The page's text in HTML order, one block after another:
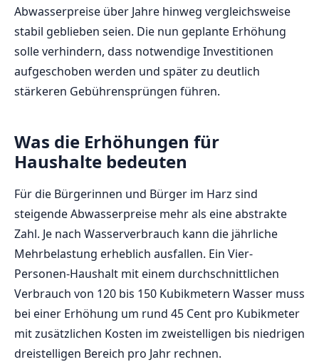
Abwasserpreise über Jahre hinweg vergleichsweise
stabil geblieben seien. Die nun geplante Erhöhung
solle verhindern, dass notwendige Investitionen
aufgeschoben werden und später zu deutlich
stärkeren Gebührensprüngen führen.
Was die Erhöhungen für
Haushalte bedeuten
Für die Bürgerinnen und Bürger im Harz sind
steigende Abwasserpreise mehr als eine abstrakte
Zahl. Je nach Wasserverbrauch kann die jährliche
Mehrbelastung erheblich ausfallen. Ein Vier-
Personen-Haushalt mit einem durchschnittlichen
Verbrauch von 120 bis 150 Kubikmetern Wasser muss
bei einer Erhöhung um rund 45 Cent pro Kubikmeter
mit zusätzlichen Kosten im zweistelligen bis niedrigen
dreistelligen Bereich pro Jahr rechnen.